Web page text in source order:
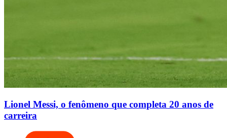
Lionel Messi, o fenômeno que completa 20 anos de
carreira